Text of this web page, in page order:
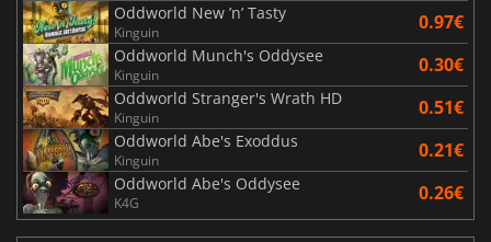
Oddworld New ’n’ Tasty
Kinguin 0.97€
Oddworld Munch's Oddysee
Kinguin 0.30€
Oddworld Stranger's Wrath HD
Kinguin 0.51€
Oddworld Abe's Exoddus
Kinguin 0.21€
Oddworld Abe's Oddysee
K4G 0.26€